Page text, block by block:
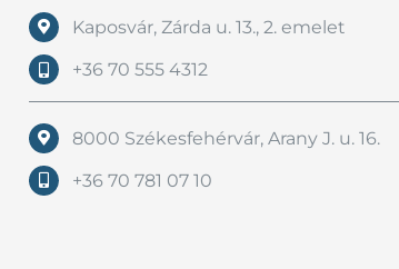
Kaposvár, Zárda u. 13., 2. emelet
+36 70 555 4312
8000 Székesfehérvár, Arany J. u. 16.
+36 70 781 07 10